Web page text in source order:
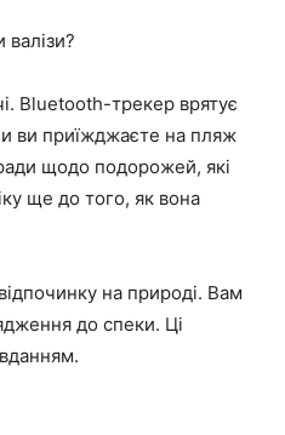
Bluetooth-трекер врятує
ви приїжджаєте на пляж
щодо подорожей, які
ще до того, як вона
на природі. Вам
до спеки. Ці